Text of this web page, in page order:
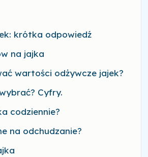
krótka odpowiedź
na jajka
wartości odżywcze jajek?
Cyfry.
codziennie?
na odchudzanie?